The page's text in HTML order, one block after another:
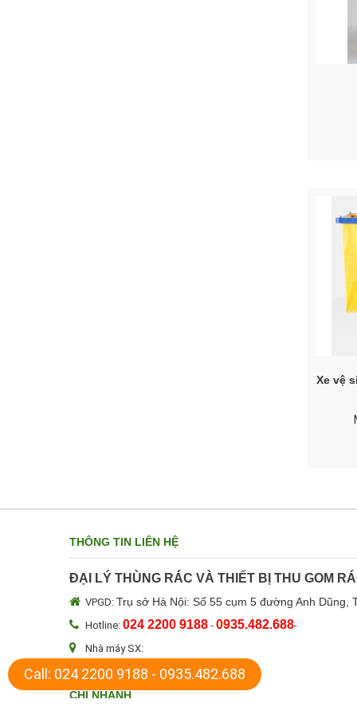
Xe vệ
THÔNG TIN LIÊN HỆ
ĐẠI LÝ THÙNG RÁC VÀ THIẾT BỊ THU GOM
VPGD: Trụ sở Hà Nội: Số 55 cụm 5 đường Anh Dũng,
Hotline: 024 2200 9188 - 0935.482.688-
Nhà máy SX:
Email: khachhang.icd@gmail.com
CHI NHÁNH
Call: 024 2200 9188 - 0935.482.688